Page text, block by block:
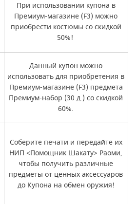
При использовании купона в
Премиум-магазине (F3) можно
приобрести костюмы со скидкой
50%!
Данный купон можно
использовать для приобретения в
Премиум-магазине (F3) предмета
Премиум-набор (30 д.) со скидкой
60%.
Соберите печати и передайте их
НИП <Помощник Шакату> Раоми,
чтобы получить различные
предметы от ценных аксессуаров
до Купона на обмен оружия!